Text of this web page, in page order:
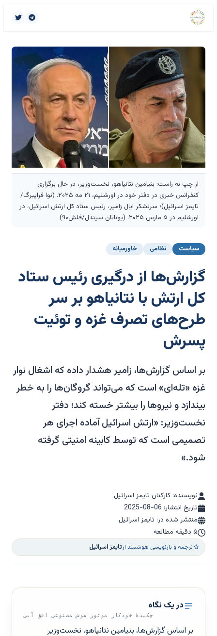
از چپ به راست: بنیامین نتانیاهو، نخست‌وزیر، در حال برگزاری
کنفرانس خبری در دفتر خود در اورشلیم، ۲۱ مه ۲۰۲۵. (نوا فرایبرگ/
تایمز اسرائیل)؛ سرلشکر ایال زامیر، رئیس ستاد کل ارتش اسرائیل، در
اورشلیم در ۵ مارس ۲۰۲۵. (یوناتان سیندل/فلش۹۰)
سیاست نظامی خاورمیانه
گزارش‌ها از درگیری رئیس ستاد
کل ارتش با نتانیاهو بر سر
طرح‌های تصرف غزه و توئیت
پسرش
بر اساس گزارش‌ها، زامیر هشدار داده که اشغال نوار
غزه «تله‌ای» است که می‌تواند گروگان‌ها را به خطر
بیندازد و نیروها را بیشتر خسته کند؛ دفتر
نخست‌وزیر: «ارتش اسرائیل آماده اجرای هر
تصمیمی است که توسط کابینه امنیتی گرفته
شود.»
نویسنده: کارکنان تایمز اسرائیل
تاریخ انتشار: 2025-08-06
منتشر شده در: تایمز اسرائیل
۵ دقیقه مطالعه
ترجمه و بازنویسی هوشمند ازتایمز اسرائیل
در یک نگاه
چکیدهٔ خودکار موتور هوش مصنوعی افق آبی
بر اساس گزارش‌ها، بنیامین نتانیاهو، نخست‌وزیر